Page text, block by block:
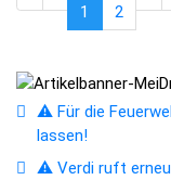
1 2
⚠️ Für die
lassen!
⚠️ Verdi ruft